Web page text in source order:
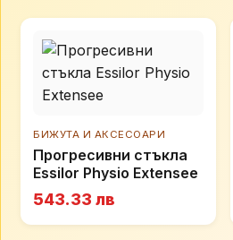
БИЖУТА И АКСЕСОАРИ
Прогресивни стъкла
Essilor Physio Extensee
543.33 лв